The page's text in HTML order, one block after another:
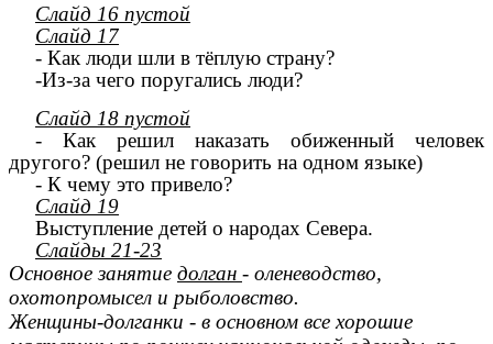
Слайд 16 пустой
Слайд 17
- Как люди шли в тёплую страну?
-Из-за чего поругались люди?
Слайд 18 пустой
- Как решил наказать обиженный человек
другого? (решил не говорить на одном языке)
- К чему это привело?
Слайд 19
Выступление детей о народах Севера.
Слайды 21-23
Основное занятие долган - оленеводство,
охотопромысел и рыболовство.
Женщины-долганки - в основном все хорошие